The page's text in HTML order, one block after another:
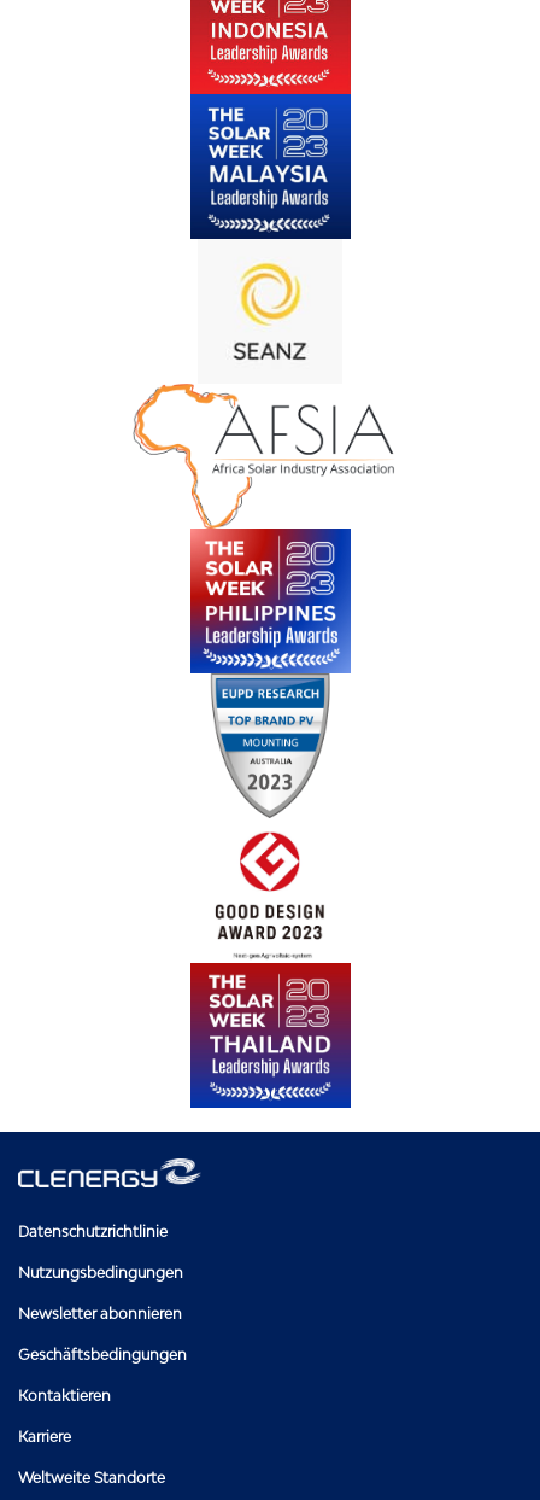
Datenschutzrichtlinie
Nutzungsbedingungen
Newsletter abonnieren
Geschäftsbedingungen
Kontaktieren
Karriere
Weltweite Standorte